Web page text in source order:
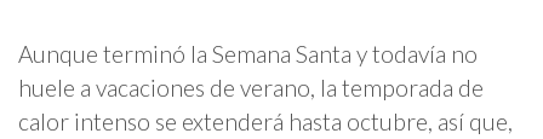
Aunque terminó la Semana Santa y todavía no
huele a vacaciones de verano, la temporada de
calor intenso se extenderá hasta octubre, así que,